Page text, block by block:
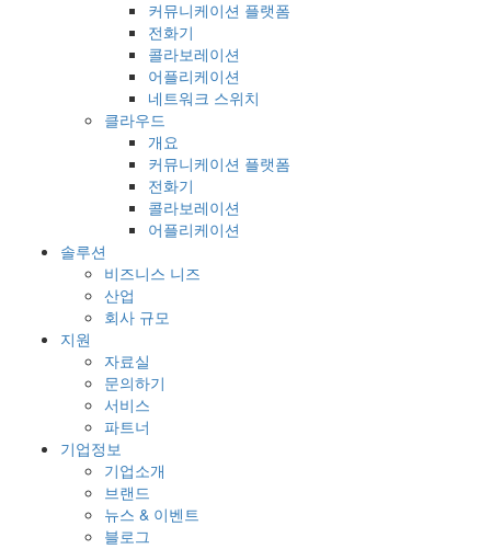
커뮤니케이션 플랫폼
전화기
콜라보레이션
어플리케이션
네트워크 스위치
클라우드
개요
커뮤니케이션 플랫폼
전화기
콜라보레이션
어플리케이션
솔루션
비즈니스 니즈
산업
회사 규모
지원
자료실
문의하기
서비스
파트너
기업정보
기업소개
브랜드
뉴스 & 이벤트
블로그